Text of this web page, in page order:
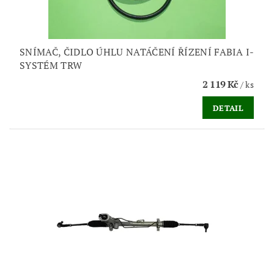
SNÍMAČ, ČIDLO ÚHLU NATÁČENÍ ŘÍZENÍ FABIA I-
SYSTÉM TRW
2 119 Kč/ ks
DETAIL